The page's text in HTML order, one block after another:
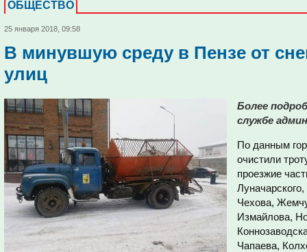
ОБЩЕСТВО
25 января 2018, 09:58
В минувшую среду в Пензе от
улиц
Более
службе
По данным
очистили
проезжие
Чехова,
Измайлова,
Чапаева,